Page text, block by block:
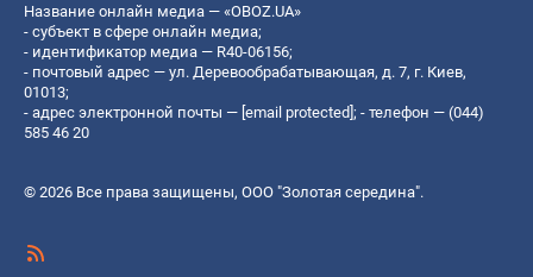
Название онлайн медиа — «OBOZ.UA»
- субъект в сфере онлайн медиа;
- идентификатор медиа — R40-06156;
- почтовый адрес — ул. Деревообрабатывающая, д. 7, г. Киев,
01013;
- адрес электронной почты — [email protected] ; - телефон — (044)
585 46 20
© 2026 Все права защищены, ООО "Золотая середина".